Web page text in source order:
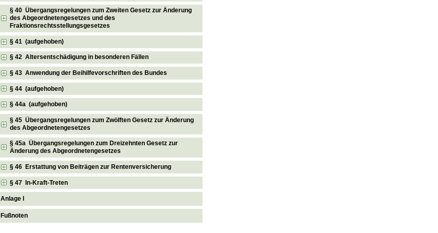
§ 40 Übergangsregelungen zum Zweiten Gesetz zur Änderung
des Abgeordnetengesetzes und des
Fraktionsrechtsstellungsgesetzes
§ 41 (aufgehoben)
§ 42 Altersentschädigung in besonderen Fällen
§ 43 Anwendung der Beihilfevorschriften des Bundes
§ 44 (aufgehoben)
§ 44a (aufgehoben)
§ 45 Übergangsregelungen zum Zwölften Gesetz zur Änderung
des Abgeordnetengesetzes
§ 45a Übergangsregelungen zum Dreizehnten Gesetz zur
Änderung des Abgeordnetengesetzes
§ 46 Erstattung von Beiträgen zur Rentenversicherung
§ 47 In-Kraft-Treten
Anlage I
Fußnoten